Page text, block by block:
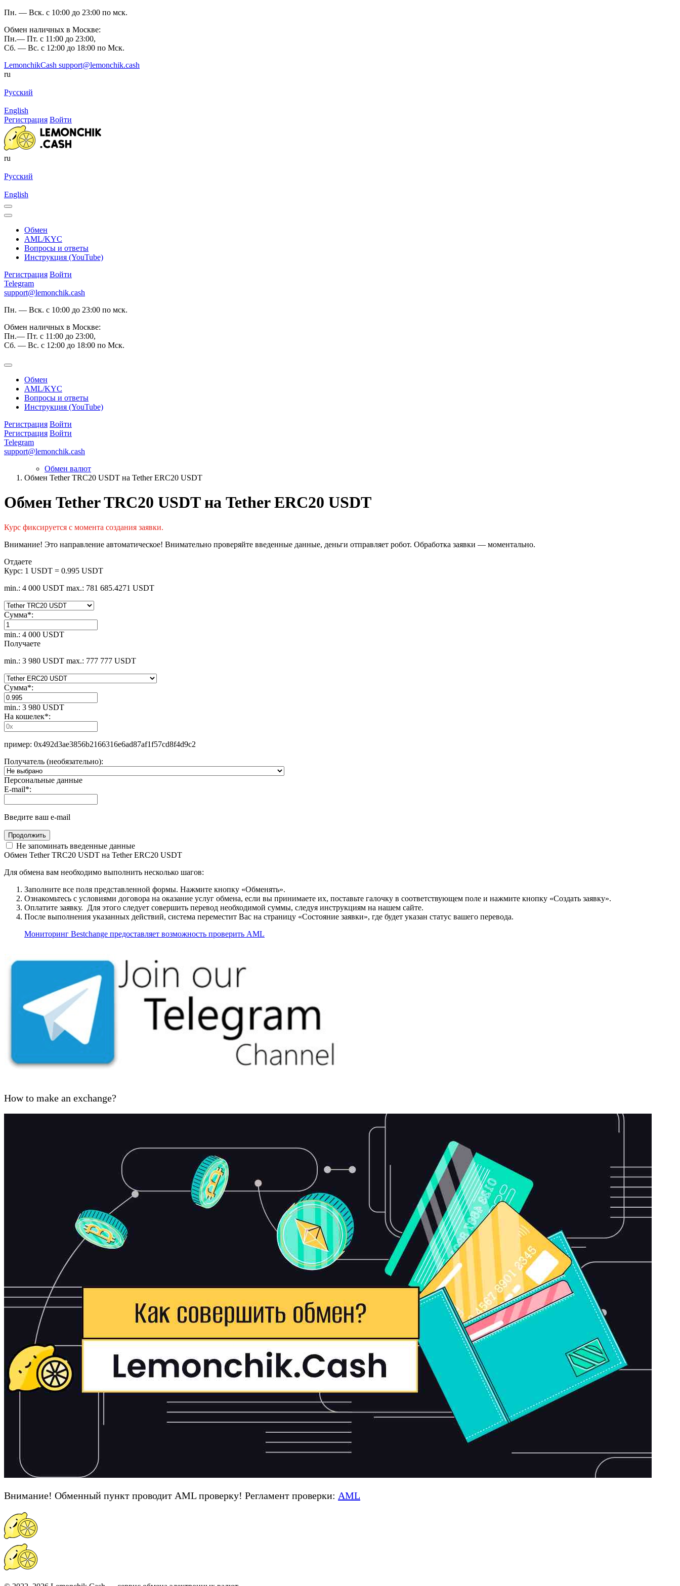
Пн. — Вск. с 10:00 до 23:00 по мск.
Обмен наличных в Москве:
Пн.— Пт. с 11:00 до 23:00,
Сб. — Вс. с 12:00 до 18:00 по Мск.
LemonchikCash support@lemonchik.cash
ru
Русский
English
Регистрация Войти
ru
Русский
English
Обмен
AML/KYC
Вопросы и ответы
Инструкция (YouTube)
Регистрация Войти
Telegram
support@lemonchik.cash
Пн. — Вск. с 10:00 до 23:00 по мск.
Обмен наличных в Москве:
Пн.— Пт. с 11:00 до 23:00,
Сб. — Вс. с 12:00 до 18:00 по Мск.
Обмен
AML/KYC
Вопросы и ответы
Инструкция (YouTube)
Регистрация Войти
Регистрация Войти
Telegram
support@lemonchik.cash
Обмен валют
Обмен Tether TRC20 USDT на Tether ERC20 USDT
Обмен Tether TRC20 USDT на Tether ERC20 USDT
Курс фиксируется с момента создания заявки.
Внимание! Это направление автоматическое! Внимательно проверяйте введенные данные, деньги отправляет робот. Обработка заявки — моментально.
Отдаете
Курс: 1 USDT = 0.995 USDT
min.: 4 000 USDT max.: 781 685.4271 USDT
Сумма*:
min.: 4 000 USDT
Получаете
min.: 3 980 USDT max.: 777 777 USDT
Сумма*:
min.: 3 980 USDT
На кошелек*:
пример: 0x492d3ae3856b2166316e6ad87af1f57cd8f4d9c2
Получатель (необязательно):
Персональные данные
E-mail*:
Введите ваш e-mail
Не запоминать введенные данные
Обмен Tether TRC20 USDT на Tether ERC20 USDT
Для обмена вам необходимо выполнить несколько шагов:
Заполните все поля представленной формы. Нажмите кнопку «Обменять».
Ознакомьтесь с условиями договора на оказание услуг обмена, если вы принимаете их, поставьте галочку в соответствующем поле и нажмите кнопку «Создать заявку».
Оплатите заявку. Для этого следует совершить перевод необходимой суммы, следуя инструкциям на нашем сайте.
После выполнения указанных действий, система переместит Вас на страницу «Состояние заявки», где будет указан статус вашего перевода.
Мониторинг Bestchange предоставляет возможность проверить AML
How to make an exchange?
Внимание! Обменный пункт проводит AML проверку! Регламент проверки: AML